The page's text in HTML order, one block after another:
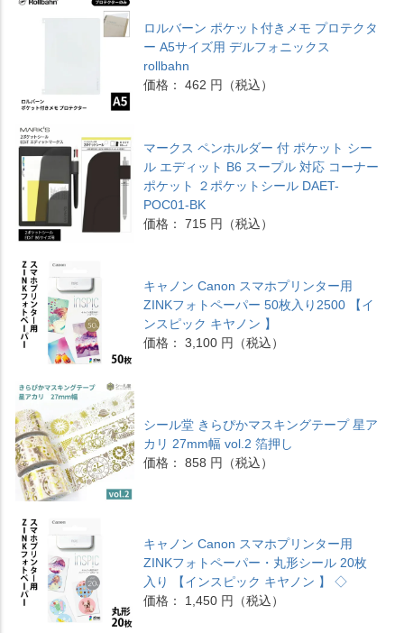
ロルバーン ポケット付きメモ プロテクタ
ー A5サイズ用 デルフォニックス
rollbahn
価格： 462 円（税込）
マークス ペンホルダー 付 ポケット シー
ル エディット B6 スープル 対応 コーナー
ポケット ２ポケットシール DAET-
POC01-BK
価格： 715 円（税込）
キャノン Canon スマホプリンター用
ZINKフォトペーパー 50枚入り2500 【イ
ンスピック キヤノン 】
価格： 3,100 円（税込）
シール堂 きらぴかマスキングテープ 星ア
カリ 27mm幅 vol.2 箔押し
価格： 858 円（税込）
キャノン Canon スマホプリンター用
ZINKフォトペーパー・丸形シール 20枚
入り 【インスピック キヤノン 】 ◇
価格： 1,450 円（税込）